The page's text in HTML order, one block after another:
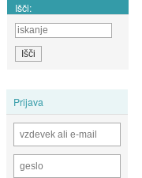
Išči:
Prijava